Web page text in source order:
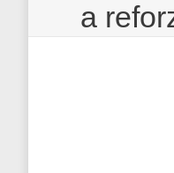
a